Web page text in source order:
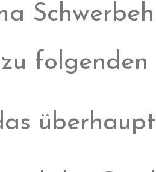
folgenden